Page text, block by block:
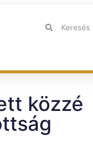
közzé